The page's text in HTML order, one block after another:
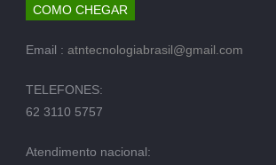
COMO CHEGAR
Email : atntecnologiabrasil@gmail.com
TELEFONES:
62 3110 5757
Atendimento nacional: